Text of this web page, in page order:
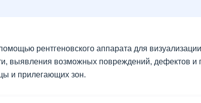
рентгеновского аппарата для
выявления возможных повреждений, дефектов и
и прилегающих зон.